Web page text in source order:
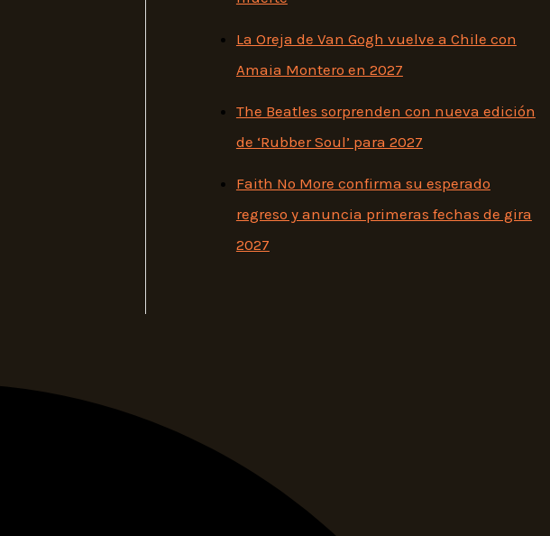
La Oreja de Van Gogh vuelve a Chile con
Amaia Montero en 2027
The Beatles sorprenden con nueva edición
de ‘Rubber Soul’ para 2027
Faith No More confirma su esperado
regreso y anuncia primeras fechas de gira
2027